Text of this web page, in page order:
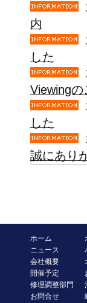
内
した
Viewingの
した
誠にあり
ホーム
ニュース
会社概要
開催予定
修理調整部門
お問合せ